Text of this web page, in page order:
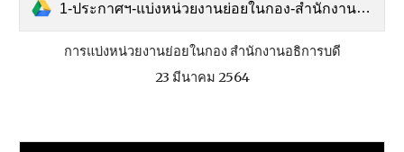
1-ประกาศฯ-แบ่งหน่วยงานย่อยในกอง-สำนักงานอธิการบดี-พ.ศ.-2564(1).pdf
การแบ่งหน่วยงานย่อยในกอง สำนักงานอธิการบดี
23 มีนาคม 2564